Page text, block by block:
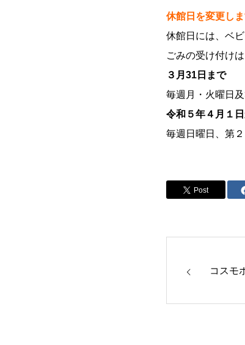
休館日を変更し
休館日には、ベ
ごみの受け付け
３月31日まで
毎週月・火曜日
令和５年４月１
毎週日曜日、第
Post
コスモ